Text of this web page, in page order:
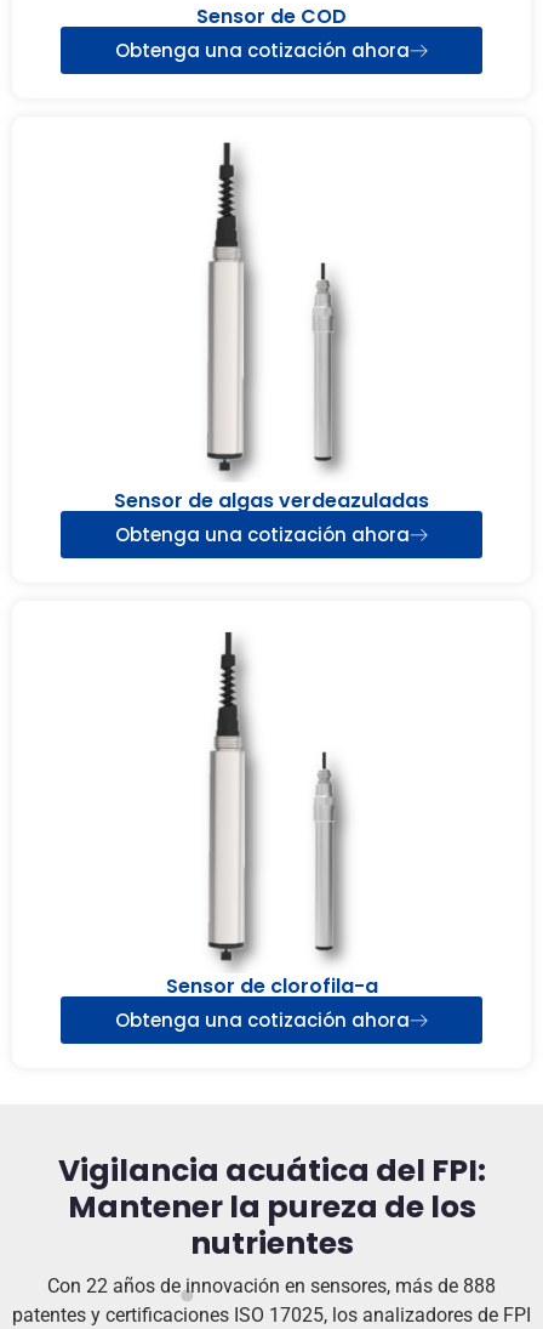
Sensor de COD
Obtenga una cotización ahora
Sensor de algas verdeazuladas
Obtenga una cotización ahora
Sensor de clorofila-a
Obtenga una cotización ahora
Vigilancia acuática del FPI:
Mantener la pureza de los
nutrientes
Con 22 años de innovación en sensores, más de 888
patentes y certificaciones ISO 17025, los analizadores de FPI